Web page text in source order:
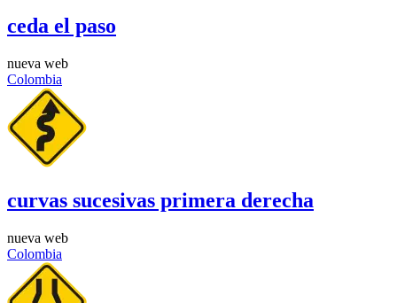
ceda el paso
nueva web
Colombia
curvas sucesivas primera derecha
nueva web
Colombia